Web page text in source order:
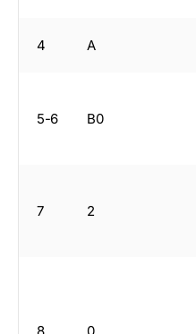
4 A
5-6 B0
7 2
8 0